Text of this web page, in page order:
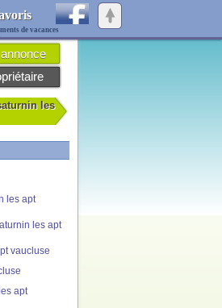
les
les apt
les apt
vaucluse
apt
de vacances